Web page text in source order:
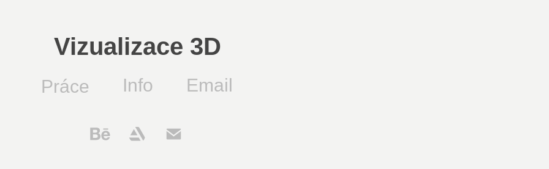
Vizualizace 3D
Práce Info Email